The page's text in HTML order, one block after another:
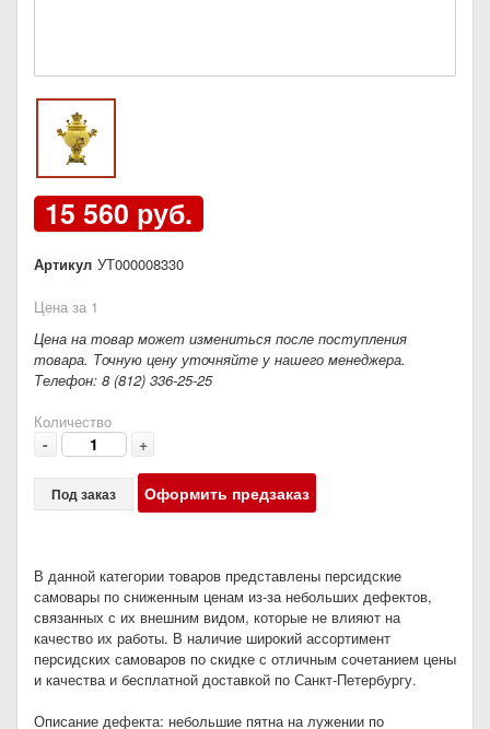
15 560 руб.
Артикул УТ000008330
Цена за 1
Цена на товар может измениться после поступления
товара. Точную цену уточняйте у нашего менеджера.
Телефон: 8 (812) 336-25-25
Количество
- +
Под заказ Оформить предзаказ
В данной категории товаров представлены персидские
самовары по сниженным ценам из-за небольших дефектов,
связанных с их внешним видом, которые не влияют на
качество их работы. В наличие широкий ассортимент
персидских самоваров по скидке с отличным сочетанием цены
и качества и бесплатной доставкой по Санкт-Петербургу.
Описание дефекта: небольшие пятна на лужении по